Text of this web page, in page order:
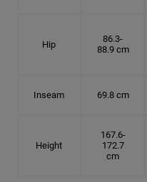
Hip
86.3-
88.9 cm
Inseam 69.8 cm
Height
167.6-
172.7
cm